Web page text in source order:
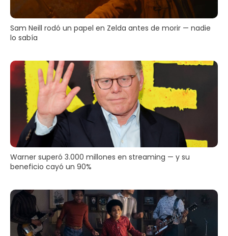
Sam Neill rodó un papel en Zelda antes de morir — nadie
lo sabía
Warner superó 3.000 millones en streaming — y su
beneficio cayó un 90%